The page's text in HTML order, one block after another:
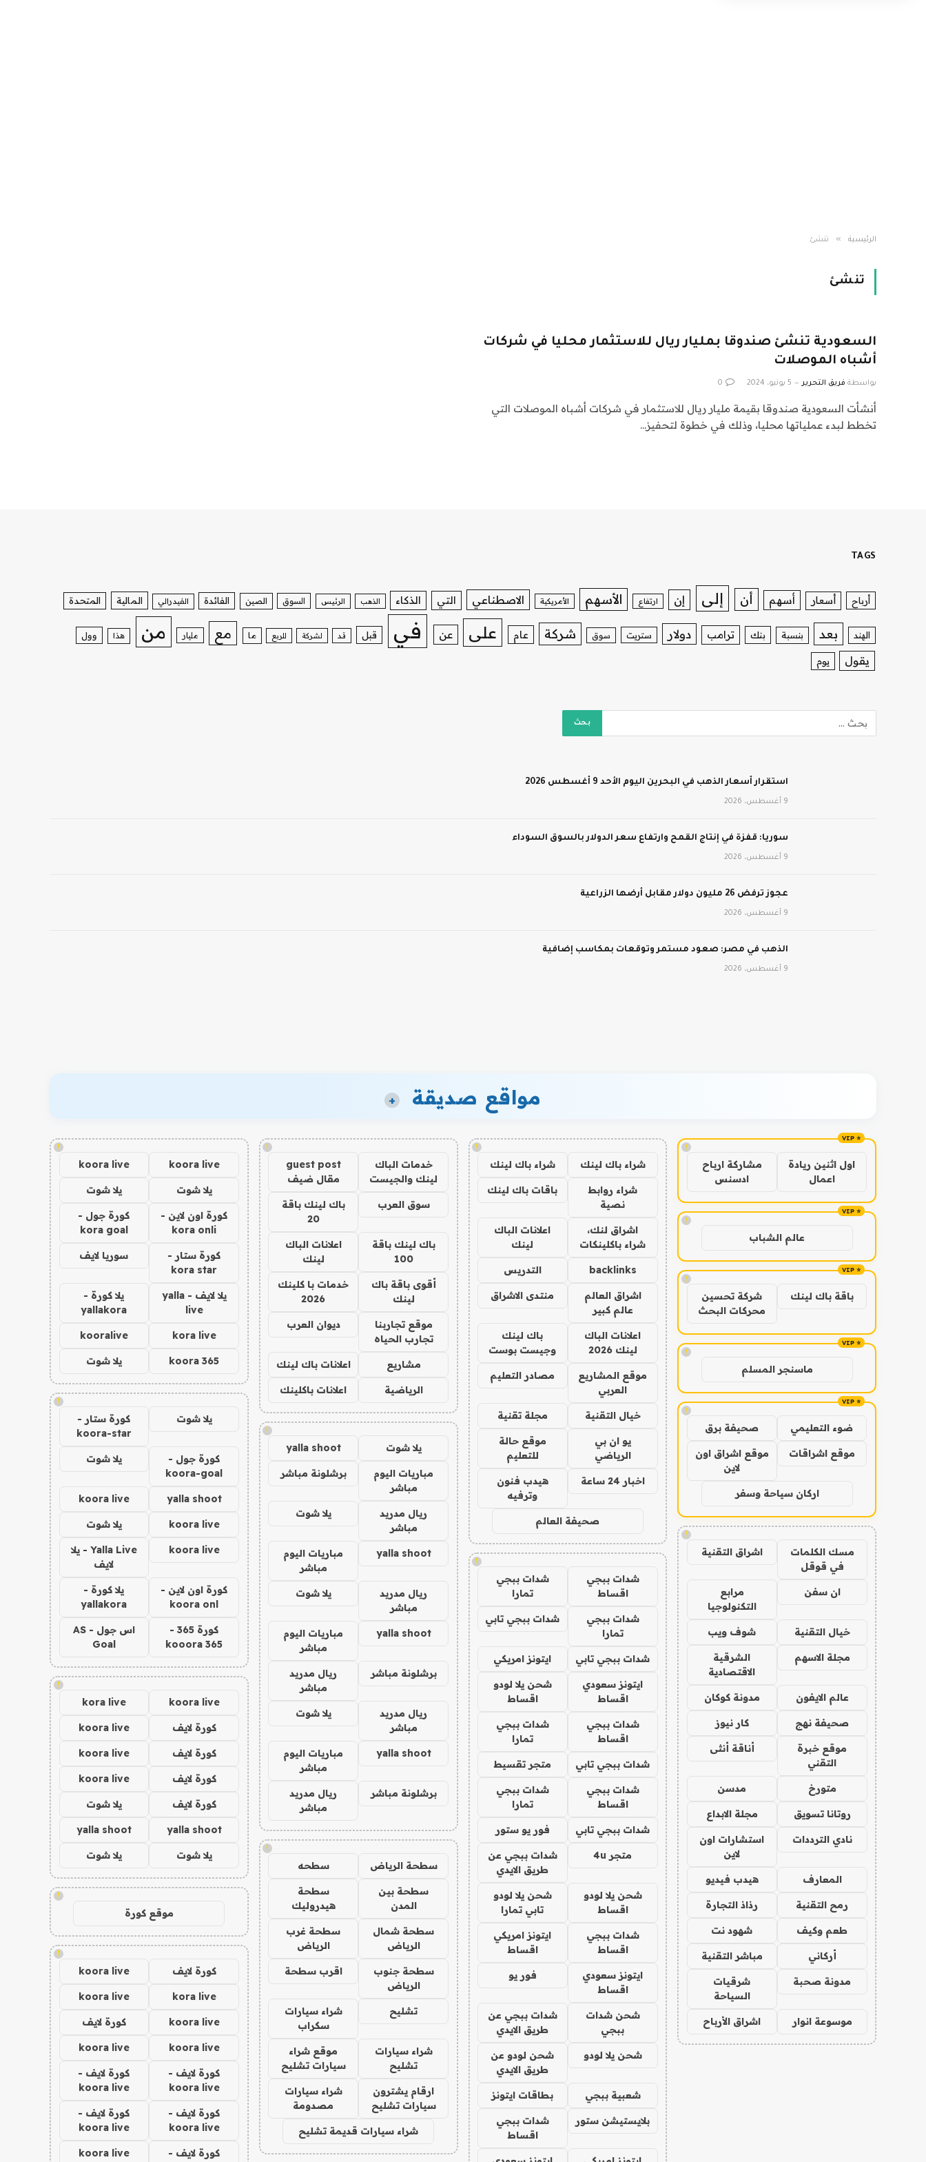
الرئيسية » تنشئ
تنشئ
السعودية تنشئ صندوقا بمليار ريال للاستثمار محليا في شركات
أشباه الموصلات
بواسطة فريق التحرير 5 يونيو، 2024 0
أنشأت السعودية صندوقا بقيمة مليار ريال للاستثمار في شركات أشباه الموصلات التي
تخطط لبدء عملياتها محليا، وذلك في خطوة لتحفيز…
TAGS
أرباح أسعار أسهم أن إلى إن ارتفاع الأسهم الأمريكية الاصطناعي التي الذكاء الذهب الرئيس السوق الصين الفائدة الفيدرالي المالية المتحدة
الهند بعد بنسبة بنك ترامب دولار ستريت سوق شركة عام على عن في قبل قد لشركة للربع ما مع مليار من هذا وول
يقول يوم
استقرار أسعار الذهب في البحرين اليوم الأحد 9 أغسطس 2026
9 أغسطس، 2026
سوريا: قفزة في إنتاج القمح وارتفاع سعر الدولار بالسوق السوداء
9 أغسطس، 2026
عجوز ترفض 26 مليون دولار مقابل أرضها الزراعية
9 أغسطس، 2026
الذهب في مصر: صعود مستمر وتوقعات بمكاسب إضافية
9 أغسطس، 2026
مواقع صديقة +
!
اول اثنين ريادة
اعمال
مشاركة ارباح
ادسنس
!
عالم الشباب
!
باقة باك لينك
شركة تحسين
محركات البحث
!
ماسنجر المسلم
!
ضوء التعليمي صحيفة برق
موقع اشراقات
موقع اشراق اون
لاين
اركان سياحة وسفر
!
مسك الكلمات
في قوقل
اشراق التقنية
ان سفن
مرابع
التكنولوجيا
خيال التقنية شوف ويب
مجلة الاسهم
الشرقية
الاقتصادية
عالم الايفون مدونة كوكان
صحيفة نهج كار نيوز
موقع خبرة
التقني
أناقة أنثى
متورخ مدسن
روتانا تسويق مجلة الابداع
نادي الترددات
استشارات اون
لاين
المعارف هيدب فيديو
رمح التقنية رذاذ التجارة
طعم وكيف شهود نت
أركاني مباشر التقنية
مدونة صحبة
شرقيات
السياحة
موسوعة انوار اشراق الأرباح
!
شراء باك لينك شراء باك لينك
شراء روابط
نصية
باقات باك لينك
اشراق لنك،
شراء باكلينكات
اعلانات الباك
لينك
backlinks التدريس
اشراق العالم
عالم كبير
منتدى الاشراق
اعلانات الباك
لينك 2026
باك لينك
وجيست بوست
موقع المشاريع
العربي
مصادر التعليم
خيال التقنية مجلة تقنية
يو ان بي
الرياضي
موقع حالة
للتعليم
اخبار 24 ساعة
هيدب فنون
وترفيه
صحيفة العالم
!
شدات ببجي
اقساط
شدات ببجي
تمارا
شدات ببجي
تمارا
شدات ببجي تابي
شدات ببجي تابي ايتونز امريكي
ايتونز سعودي
اقساط
شحن يلا لودو
اقساط
شدات ببجي
اقساط
شدات ببجي
تمارا
شدات ببجي تابي متجر تقسيط
شدات ببجي
اقساط
شدات ببجي
تمارا
شدات ببجي تابي فور يو ستور
متجر 4u
شدات ببجي عن
طريق الايدي
شحن يلا لودو
اقساط
شحن يلا لودو
تابي تمارا
شدات ببجي
اقساط
ايتونز امريكي
اقساط
ايتونز سعودي
اقساط
فور يو
شحن شدات
ببجي
شدات ببجي عن
طريق الايدي
شحن يلا لودو
شحن لودو عن
طريق الايدي
شعبية ببجي بطاقات ايتونز
بلايستيشن ستور
شدات ببجي
اقساط
!
خدمات الباك
لينك والجيست
guest post
مقال ضيف
سوق العرب
باك لينك باقة
20
باك لينك باقة
100
اعلانات الباك
لينك
أقوى باقة باك
لينك
خدمات با كلينك
2026
موقع تجاربنا
تجارب الحياه
ديوان العرب
مشاريع اعلانات باك لينك
الرياضية اعلانات باكلينك
!
يلا شوت yalla shoot
مباريات اليوم
مباشر
برشلونة مباشر
ريال مدريد
مباشر
يلا شوت
yalla shoot
مباريات اليوم
مباشر
ريال مدريد
مباشر
يلا شوت
yalla shoot
مباريات اليوم
مباشر
برشلونة مباشر
ريال مدريد
مباشر
ريال مدريد
مباشر
يلا شوت
yalla shoot
مباريات اليوم
مباشر
برشلونة مباشر
ريال مدريد
مباشر
!
سطحة الرياض سطحه
سطحة بين
المدن
سطحة
هيدروليك
سطحة شمال
الرياض
سطحة غرب
الرياض
سطحة جنوب
الرياض
اقرب سطحة
تشليح
شراء سيارات
سكراب
شراء سيارات
تشليح
موقع شراء
سيارات تشليح
ارقام يشترون
سيارات تشليح
شراء سيارات
مصدومة
شراء سيارات قديمة تشليح
!
koora live
koora live
يلا شوت يلا شوت
كورة اون لاين -
kora onli
كورة جول -
kora goal
كورة ستار -
kora star
سوريا لايف
يلا لايف - yalla
live
يلا كورة -
yallakora
kora live
kooralive
koora 365 يلا شوت
!
يلا شوت
كورة ستار -
koora-star
كورة جول -
koora-goal
يلا شوت
yalla shoot
koora live
koora live يلا شوت
koora live
Yalla Live - يلا
لايف
كورة اون لاين -
koora onl
يلا كورة -
yallakora
كورة 365 -
kooora 365
اس جول - AS
Goal
!
koora live
kora live
كورة لايف koora live
كورة لايف koora live
كورة لايف koora live
كورة لايف يلا شوت
yalla shoot
yalla shoot
يلا شوت يلا شوت
!
موقع كورة
!
كورة لايف koora live
kora live
koora live
koora live كورة لايف
koora live
koora live
كورة لايف -
koora live
كورة لايف -
koora live
كورة لايف -
koora live
كورة لايف -
koora live
كورة لايف -
koora live